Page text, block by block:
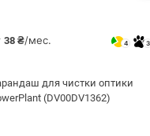
38 ₴/мес. 4 3
для чистки оптики
(DV00DV1362)